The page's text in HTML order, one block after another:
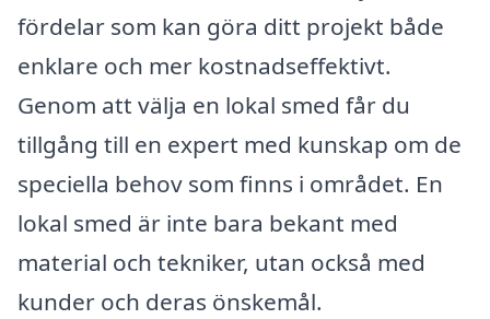
fördelar som kan göra ditt projekt både
enklare och mer kostnadseffektivt.
Genom att välja en lokal smed får du
tillgång till en expert med kunskap om de
speciella behov som finns i området. En
lokal smed är inte bara bekant med
material och tekniker, utan också med
kunder och deras önskemål.